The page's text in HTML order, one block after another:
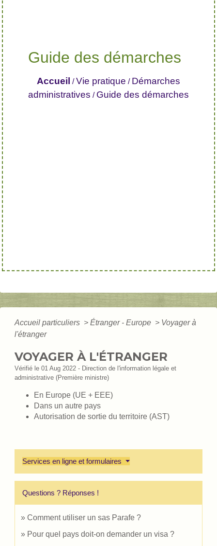
Guide des démarches
Accueil /Vie pratique / Démarches
administratives / Guide des démarches
Accueil particuliers > Étranger - Europe > Voyager à
l'étranger
VOYAGER À L'ÉTRANGER
Vérifié le 01 Aug 2022 - Direction de l'information légale et
administrative (Première ministre)
En Europe (UE + EEE)
Dans un autre pays
Autorisation de sortie du territoire (AST)
Services en ligne et formulaires
Questions ? Réponses !
Comment utiliser un sas Parafe ?
Pour quel pays doit-on demander un visa ?